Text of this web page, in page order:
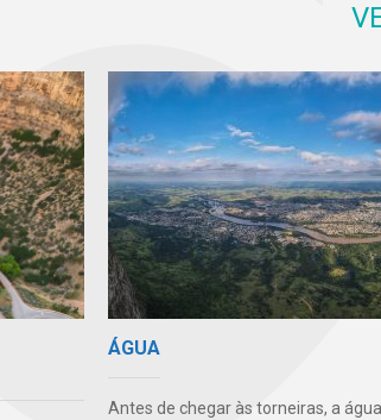
ÁGUA
Antes de chegar às torneiras, a água